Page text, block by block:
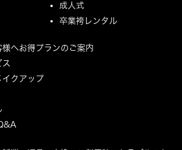
成人式
卒業袴レンタル
へお得プランのご案内
イクアップ